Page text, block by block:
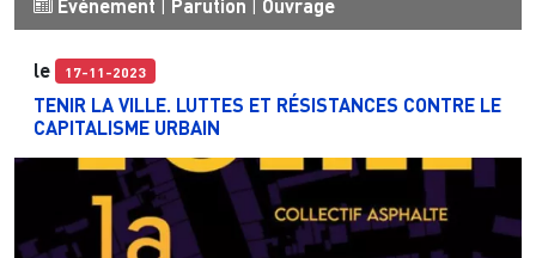
Événement | Parution | Ouvrage
le 17-11-2023
TENIR LA VILLE. LUTTES ET RÉSISTANCES CONTRE LE
CAPITALISME URBAIN